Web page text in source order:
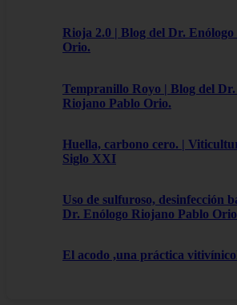
Rioja 2.0 | Blog del Dr.
Orio.
Tempranillo Royo | Blog del
Riojano Pablo Orio.
Huella, carbono cero. |
Siglo XXI
Uso de sulfuroso, desinfección
Dr. Enólogo Riojano Pablo
El acodo ,una práctica